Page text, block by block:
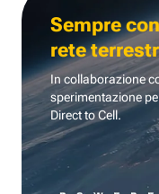
Sempre
rete
In collaborazione
sperimentazione
Direct to Cell.